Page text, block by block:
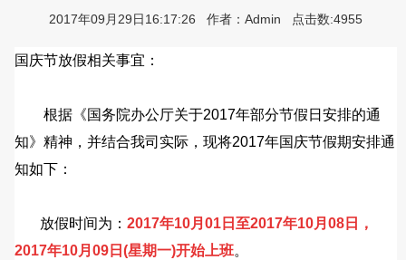
2017年09月29日16:17:26 作者：Admin 点击数:4955
国庆节放假相关事宜：
根据《国务院办公厅关于2017年部分节假日安排的通
知》精神，并结合我司实际，现将2017年国庆节假期安排通
知如下：
放假时间为： 2017年10月01日至2017年10月08日，
2017年10月09日(星期一)开始上班。